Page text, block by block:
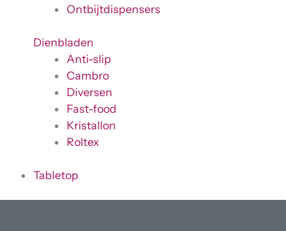
Ontbijtdispensers
Dienbladen
Anti-slip
Cambro
Diversen
Fast-food
Kristallon
Roltex
Tabletop